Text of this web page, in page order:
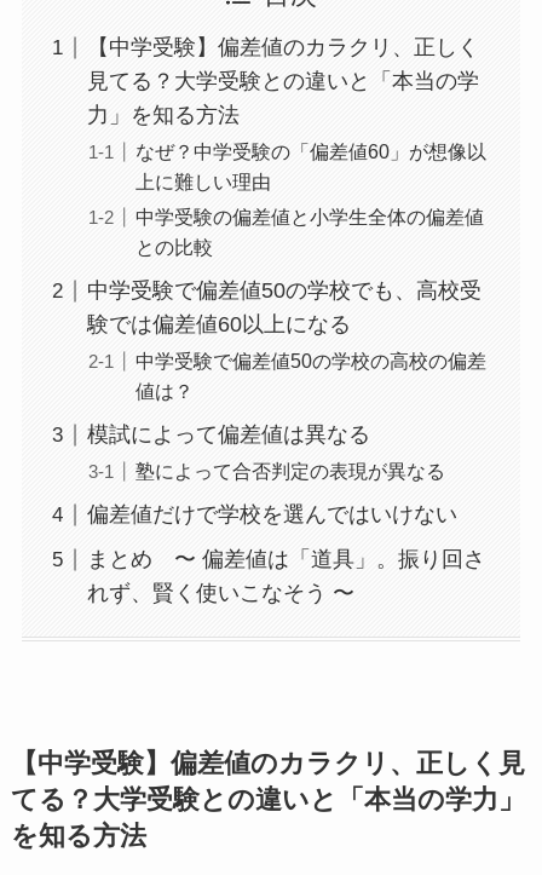
【中学受験】偏差値のカラクリ、正しく
見てる？大学受験との違いと「本当の学
力」を知る方法
なぜ？中学受験の「偏差値60」が想像以
上に難しい理由
中学受験の偏差値と小学生全体の偏差値
との比較
中学受験で偏差値50の学校でも、高校受
験では偏差値60以上になる
中学受験で偏差値50の学校の高校の偏差
値は？
模試によって偏差値は異なる
塾によって合否判定の表現が異なる
偏差値だけで学校を選んではいけない
まとめ 〜 偏差値は「道具」。振り回さ
れず、賢く使いこなそう 〜
【中学受験】偏差値のカラクリ、正しく見
てる？大学受験との違いと「本当の学力」
を知る方法